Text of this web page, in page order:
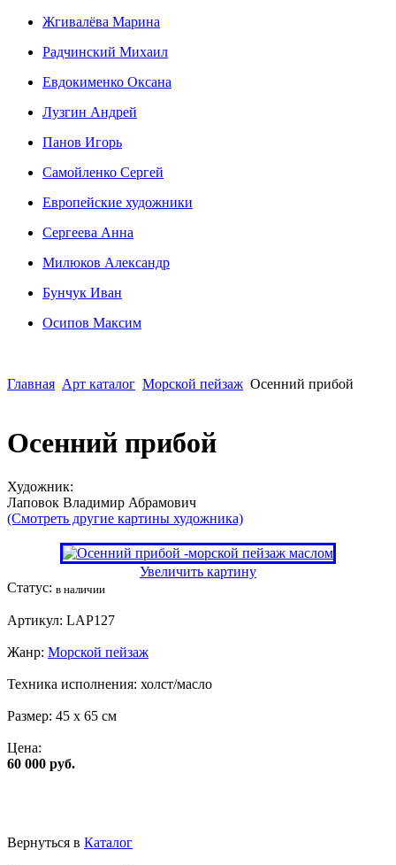
Жгивалёва Марина
Радчинский Михаил
Евдокименко Оксана
Лузгин Андрей
Панов Игорь
Сaмoйленко Сергей
Европейские художники
Сергеева Анна
Милюков Александр
Бунчук Иван
Осипoв Максим
Главная Арт каталог Морской пейзаж Осенний прибой
Осенний прибой
Художник:
Лаповок Владимир Абрамович
(Смотреть другие картины художника)
Увеличить картину
Статус: в наличии
Артикул: LAP127
Жанр: Морской пейзаж
Техника исполнения: холст/масло
Размер: 45 x 65 см
Цена:
60 000 руб.
Вернуться в Каталог